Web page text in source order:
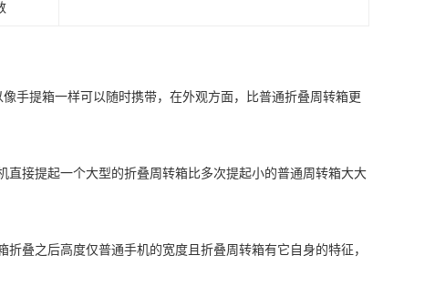
手提箱一样可以随时携带，在外观方面，比普通折叠周转箱更
接提起一个大型的折叠周转箱比多次提起小的普通周转箱大大
叠之后高度仅普通手机的宽度且折叠周转箱有它自身的特征，